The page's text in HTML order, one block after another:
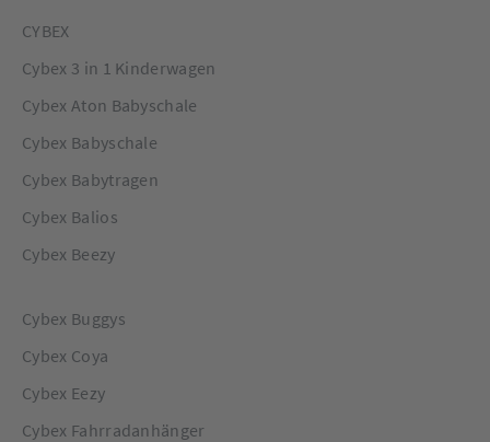
CYBEX
Cybex 3 in 1 Kinderwagen
Cybex Aton Babyschale
Cybex Babyschale
Cybex Babytragen
Cybex Balios
Cybex Beezy
Cybex Buggys
Cybex Coya
Cybex Eezy
Cybex Fahrradanhänger